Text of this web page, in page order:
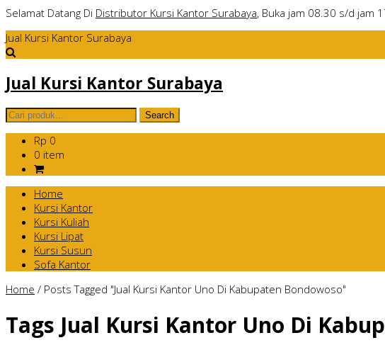
Selamat Datang Di Distributor Kursi Kantor Surabaya, Buka jam 08.30 s/d jam
Jual Kursi Kantor Surabaya
Jual Kursi Kantor Surabaya
Rp 0
0 item
Home
Kursi Kantor
Kursi Kuliah
Kursi Lipat
Kursi Susun
Sofa Kantor
Home / Posts Tagged "Jual Kursi Kantor Uno Di Kabupaten Bondowoso"
Tags Jual Kursi Kantor Uno Di